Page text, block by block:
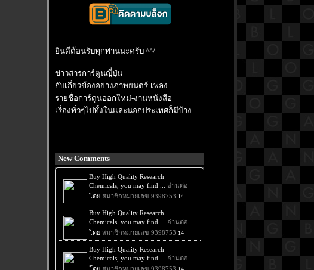
ินดีต้อนรับทุกท่านนะครับ ^^/
ข่าวสารการ์ตูนญี่ปุ่น
กับเกี่ยวข้องอย่างภาพยนตร์-เพลง
รายชื่อการ์ตูนออกใหม่-งานหนังสือ
เรื่องทั่วๆไปทั้งในและนอกประเทศก็มีบ้าง
New Comments